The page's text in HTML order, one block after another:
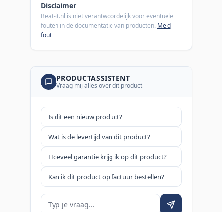
Disclaimer
Beat-it.nl is niet verantwoordelijk voor eventuele
fouten in de documentatie van producten. Meld
fout
PRODUCTASSISTENT
Vraag mij alles over dit product
Is dit een nieuw product?
Wat is de levertijd van dit product?
Hoeveel garantie krijg ik op dit product?
Kan ik dit product op factuur bestellen?
Je vraag